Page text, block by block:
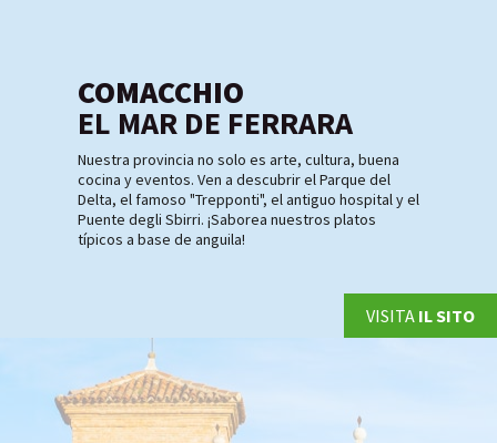
COMACCHIO
EL MAR DE FERRARA
Nuestra provincia no solo es arte, cultura, buena
cocina y eventos. Ven a descubrir el Parque del
Delta, el famoso "Trepponti", el antiguo hospital y el
Puente degli Sbirri. ¡Saborea nuestros platos
típicos a base de anguila!
VISITA IL SITO